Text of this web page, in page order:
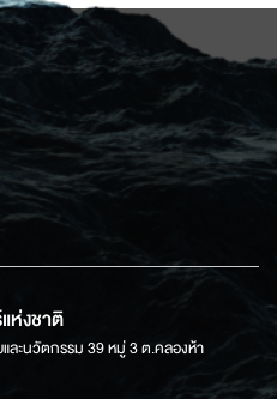
ห่งชาติ
ละนวัตกรรม 39 หมู่ 3 ต.คลองห้า